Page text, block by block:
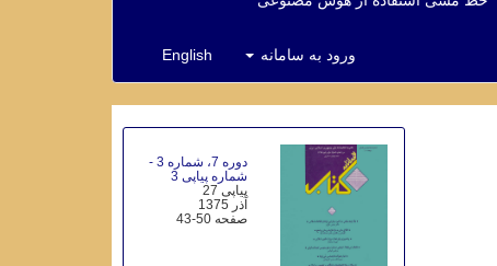
ورود به سامانه English
دوره 7، شماره 3 -
شماره پیاپی 3
پیاپی 27
آذر 1375
صفحه43-50